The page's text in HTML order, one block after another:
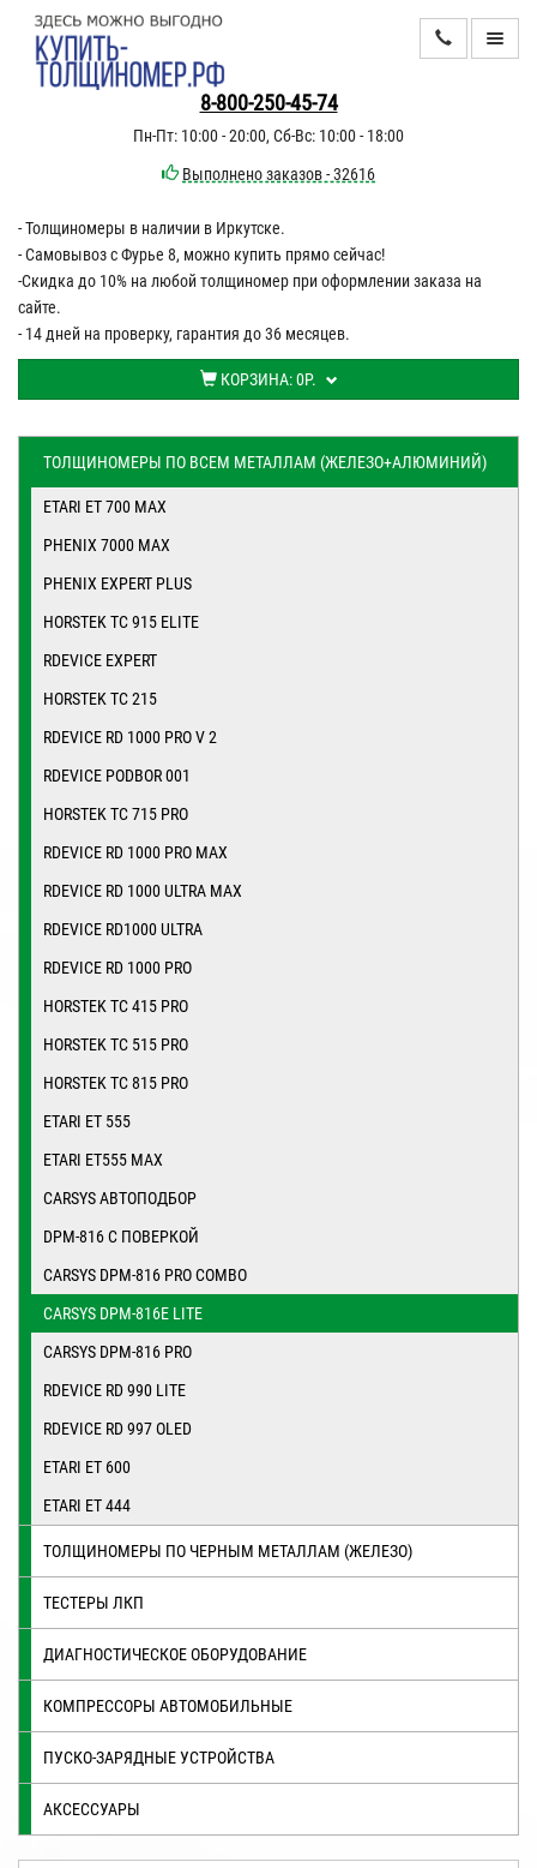
8-800-250-45-74
Пн-Пт: 10:00 - 20:00, Сб-Вс: 10:00 - 18:00
Выполнено заказов - 32616
- Толщиномеры в наличии в Иркутске.
- Самовывоз с Фурье 8, можно купить прямо сейчас!
-Скидка до 10% на любой толщиномер при оформлении заказа на
сайте.
- 14 дней на проверку, гарантия до 36 месяцев.
КОРЗИНА:0Р.
КАТАЛОГ
ДОСТАВКА
ОПЛАТА
КОНТАКТЫ
ТОЛЩИНОМЕРЫ ПО ВСЕМ МЕТАЛЛАМ (ЖЕЛЕЗО+АЛЮМИНИЙ)
ETARI ET 700 MAX
PHENIX 7000 MAX
PHENIX EXPERT PLUS
HORSTEK TC 915 ELITE
RDEVICE EXPERT
HORSTEK TC 215
RDEVICE RD 1000 PRO V 2
RDEVICE PODBOR 001
HORSTEK TC 715 PRO
RDEVICE RD 1000 PRO MAX
RDEVICE RD 1000 ULTRA MAX
RDEVICE RD1000 ULTRA
RDEVICE RD 1000 PRO
HORSTEK TC 415 PRO
HORSTEK TC 515 PRO
HORSTEK TC 815 PRO
ETARI ET 555
ETARI ET555 MAX
CARSYS АВТОПОДБОР
DPM-816 С ПОВЕРКОЙ
CARSYS DPM-816 PRO COMBO
CARSYS DPM-816E LITE
CARSYS DPM-816 PRO
RDEVICE RD 990 LITE
RDEVICE RD 997 OLED
ETARI ET 600
ETARI ET 444
ТОЛЩИНОМЕРЫ ПО ЧЕРНЫМ МЕТАЛЛАМ (ЖЕЛЕЗО)
ТЕСТЕРЫ ЛКП
ДИАГНОСТИЧЕСКОЕ ОБОРУДОВАНИЕ
КОМПРЕССОРЫ АВТОМОБИЛЬНЫЕ
ПУСКО-ЗАРЯДНЫЕ УСТРОЙСТВА
АКСЕССУАРЫ